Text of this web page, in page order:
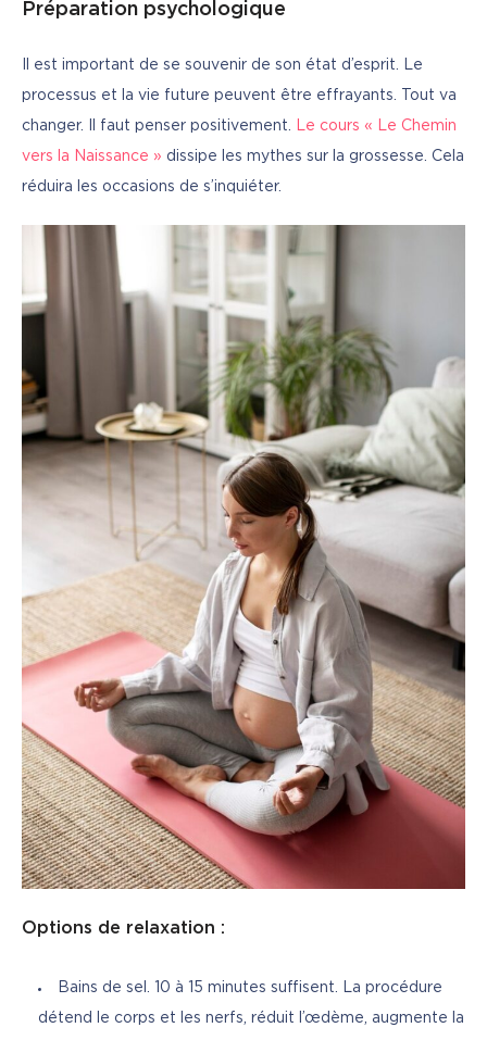
Préparation psychologique
Il est important de se souvenir de son état d’esprit. Le
processus et la vie future peuvent être effrayants. Tout va
changer. Il faut penser positivement. Le cours « Le Chemin
vers la Naissance » dissipe les mythes sur la grossesse. Cela
réduira les occasions de s’inquiéter.
Options de relaxation :
Bains de sel. 10 à 15 minutes suffisent. La procédure
détend le corps et les nerfs, réduit l’œdème, augmente la